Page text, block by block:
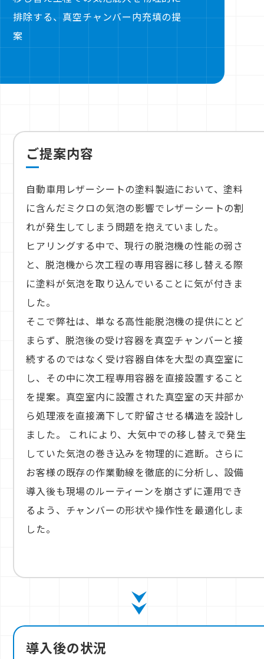
排除する、真空チャンバー内充填の提
案
ご提案内容
自動車用レザーシートの塗料製造において、塗料
に含んだミクロの気泡の影響でレザーシートの割
れが発生してしまう問題を抱えていました。
ヒアリングする中で、現行の脱泡機の性能の弱さ
と、脱泡機から次工程の専用容器に移し替える際
に塗料が気泡を取り込んでいることに気が付きま
した。
そこで弊社は、単なる高性能脱泡機の提供にとど
まらず、脱泡後の受け容器を真空チャンバーと接
続するのではなく受け容器自体を大型の真空室に
し、その中に次工程専用容器を直接設置すること
を提案。真空室内に設置された真空室の天井部か
ら処理液を直接滴下して貯留させる構造を設計し
ました。 これにより、大気中での移し替えで発生
していた気泡の巻き込みを物理的に遮断。さらに
お客様の既存の作業動線を徹底的に分析し、設備
導入後も現場のルーティーンを崩さずに運用でき
るよう、チャンバーの形状や操作性を最適化しま
した。
導入後の状況